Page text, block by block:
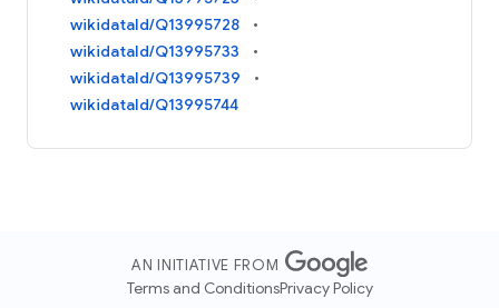
wikidataId/Q13995728
wikidataId/Q13995733
wikidataId/Q13995739
wikidataId/Q13995744
AN INITIATIVE FROM
Terms and ConditionsPrivacy Policy